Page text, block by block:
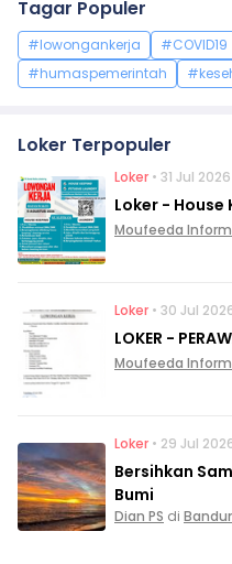
Tagar Populer
#lowongankerja #COVID19
#humaspemerintah
Loker Terpopuler
Loker • 31 Jul 2026
Loker - House
Moufeeda
Loker • 30 Jul
LOKER -
Moufeeda
Loker • 29 Jul
Bersihkan
Bumi
Dian PS di